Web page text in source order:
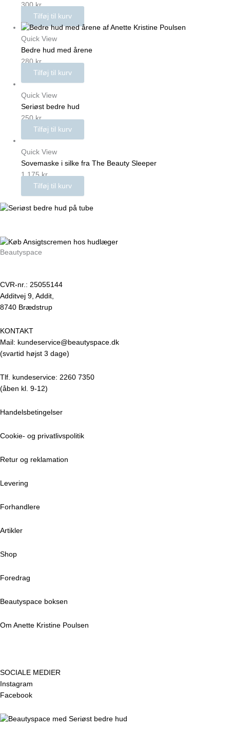
300kr.
Tilføj til kurv
Quick View
Bedre hud med årene
280kr.
Tilføj til kurv
Quick View
Seriøst bedre hud
250kr.
Tilføj til kurv
Quick View
Sovemaske i silke fra The Beauty Sleeper
1.175kr.
Tilføj til kurv
Beautyspace
CVR-nr.: 25055144
Additvej 9, Addit,
8740 Brædstrup
KONTAKT
Mail: kundeservice@beautyspace.dk
(svartid højst 3 dage)
Tlf. kundeservice: 2260 7350
(åben kl. 9-12)
Handelsbetingelser
Cookie- og privatlivspolitik
Retur og reklamation
Levering
Forhandlere
Artikler
Shop
Foredrag
Beautyspace boksen
Om Anette Kristine Poulsen
SOCIALE MEDIER
Instagram
Facebook